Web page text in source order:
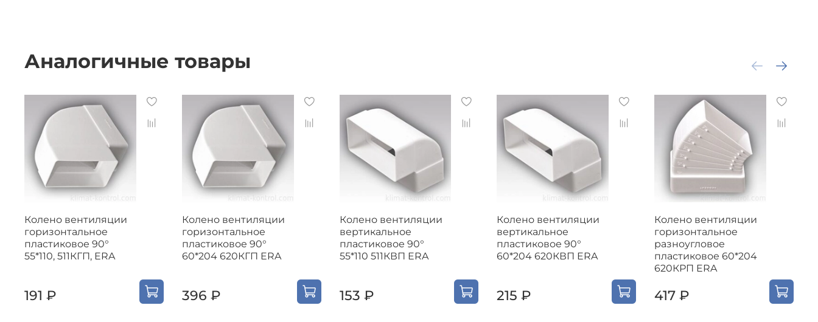
Аналогичные товары
Колено вентиляции
горизонтальное
пластиковое 90°
55*110, 511КГП, ERA
191 ₽
Колено вентиляции
горизонтальное
пластиковое 90°
60*204 620КГП ERA
396 ₽
Колено вентиляции
вертикальное
пластиковое 90°
55*110 511КВП ERA
153 ₽
Колено вентиляции
вертикальное
пластиковое 90°
60*204 620КВП ERA
215 ₽
Колено вентиляции
горизонтальное
разноугловое
пластиковое 60*204
620КРП ERA
417 ₽